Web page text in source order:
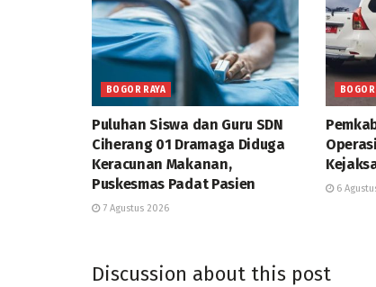
BOGOR RAYA
Puluhan Siswa dan Guru SDN
Ciherang 01 Dramaga Diduga
Keracunan Makanan,
Puskesmas Padat Pasien
7 Agustus 2026
BOGOR
6
Discussion about this post